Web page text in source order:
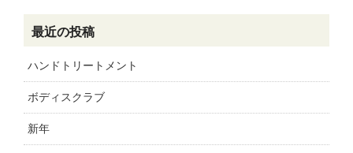
最近の投稿
ハンドトリートメント
ボディスクラブ
新年